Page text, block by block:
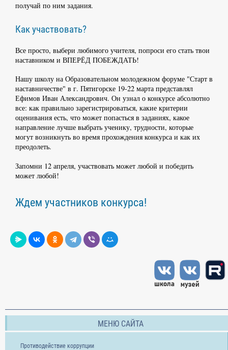
получай по ним задания.
Как участвовать?
Все просто, выбери любимого учителя, попроси его стать твои
наставником и ВПЕРЁД ПОБЕЖДАТЬ!
Нашу школу на Образовательном молодежном форуме "Старт в
наставничестве" в г. Пятигорске 19-22 марта представлял
Ефимов Иван Александрович. Он узнал о конкурсе абсолютно
все: как правильно зарегистрироваться, какие критерии
оценивания есть, что может попасться в заданиях, какое
направление лучше выбрать ученику, трудности, которые
могут возникнуть во время прохождения конкурса и как их
преодолеть.
Запомни 12 апреля, участвовать может любой и победить
может любой!
Ждем участников конкурса!
МЕНЮ САЙТА
Противодействие коррупции